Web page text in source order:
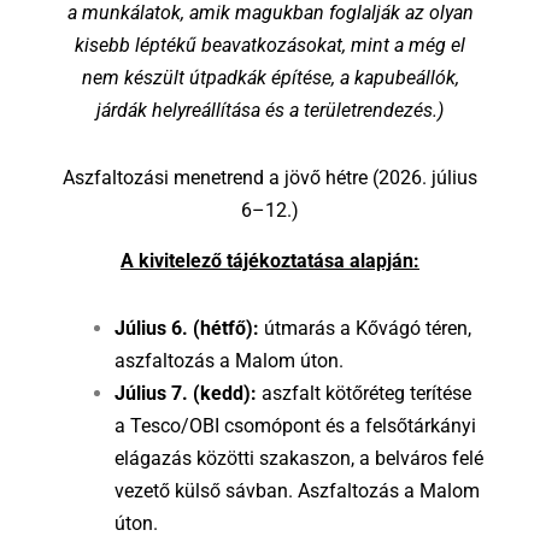
a munkálatok, amik magukban foglalják az olyan
kisebb léptékű beavatkozásokat, mint a még el
nem készült útpadkák építése, a kapubeállók,
járdák helyreállítása és a területrendezés.)
Aszfaltozási menetrend a jövő hétre (2026. július
6–12.)
A kivitelező tájékoztatása alapján:
Július 6. (hétfő): útmarás a Kővágó téren,
aszfaltozás a Malom úton.
Július 7. (kedd): aszfalt kötőréteg terítése
a Tesco/OBI csomópont és a felsőtárkányi
elágazás közötti szakaszon, a belváros felé
vezető külső sávban. Aszfaltozás a Malom
úton.